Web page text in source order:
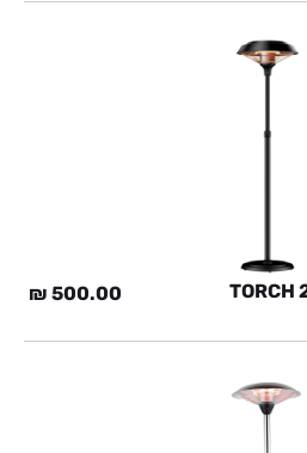
500.00
₪